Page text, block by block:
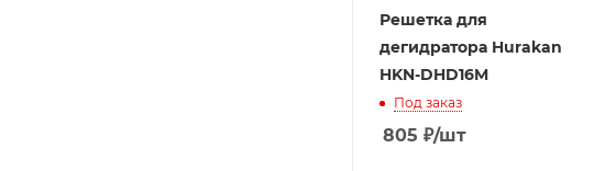
Решетка для
дегидратора Hurakan
HKN-DHD16M
Под заказ
805 ₽/шт